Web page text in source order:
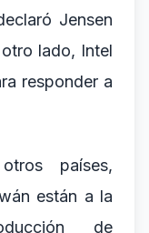
Jensen
lado, Intel
responder a
países,
están a la
de